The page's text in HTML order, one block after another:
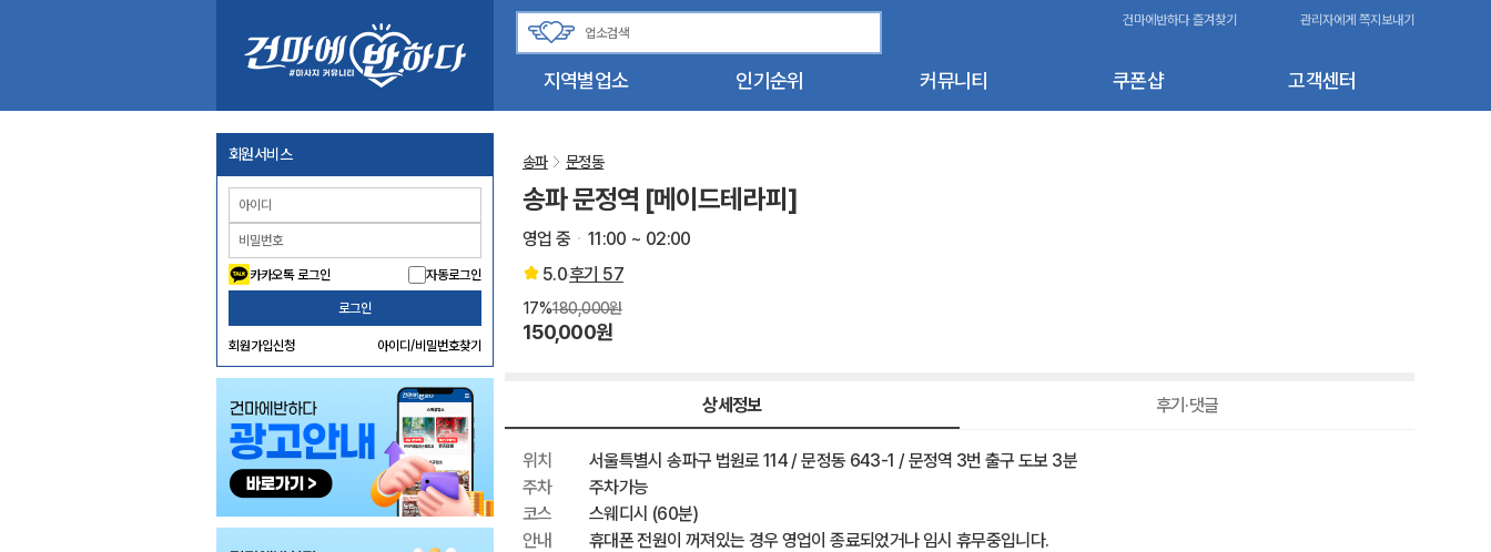
지역별업소 인기순위 커뮤니티 쿠폰샵 고객센터
건마에반하다 즐겨찾기 관리자에게 쪽지보내기
회원서비스
카카오톡 로그인 자동로그인
로그인
회원가입신청 아이디/비밀번호찾기
송파 문정동
송파 문정역 [메이드테라피]
영업 중
11:00 ~ 02:00
5.0후기 57
17%180,000원
150,000원
상세정보 후기·댓글
위치
서울특별시 송파구 법원로 114 / 문정동 643-1 / 문정역 3번 출구 도보 3분
주차
주차가능
코스
스웨디시 (60분)
안내
휴대폰 전원이 꺼져있는 경우 영업이 종료되었거나 임시 휴무중입니다.